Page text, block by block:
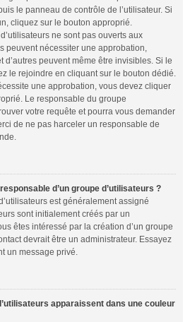
le panneau de contrôle de l’utilisateur. Si
cliquez sur le bouton approprié.
ne sont pas ouverts aux
peuvent nécessiter une approbation,
d’autres peuvent même être invisibles. Si le
le rejoindre en cliquant sur le bouton dédié.
une approbation, vous devez cliquer
Le responsable du groupe
votre requête et pourra vous demander
de ne pas harceler un responsable de
d’un groupe d’utilisateurs ?
est généralement assigné
sont initialement créés par un
êtes intéressé par la création d’un groupe
devrait être un administrateur. Essayez
un message privé.
apparaissent dans une couleur